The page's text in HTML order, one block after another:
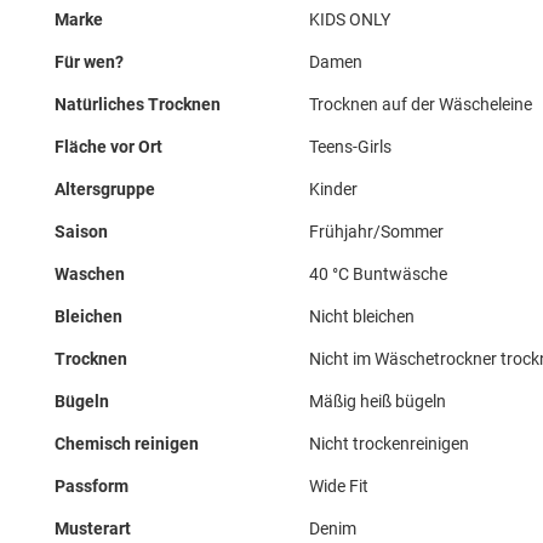
Marke KIDS ONLY
Für wen? Damen
Natürliches Trocknen Trocknen auf der Wäscheleine
Fläche vor Ort Teens-Girls
Altersgruppe Kinder
Saison Frühjahr/Sommer
Waschen 40 °C Buntwäsche
Bleichen Nicht bleichen
Trocknen Nicht im Wäschetrockner
Bügeln Mäßig heiß bügeln
Chemisch reinigen Nicht trockenreinigen
Passform Wide Fit
Musterart Denim